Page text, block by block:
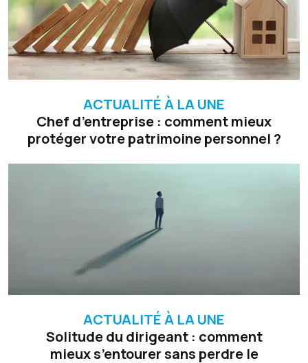
ACTUALITÉ À LA UNE
Chef d’entreprise : comment mieux
protéger votre patrimoine personnel ?
ACTUALITÉ À LA UNE
Solitude du dirigeant : comment
mieux s’entourer sans perdre le